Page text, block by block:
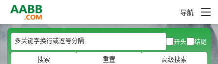
导航
开头
结尾
搜索
重置 高级搜索